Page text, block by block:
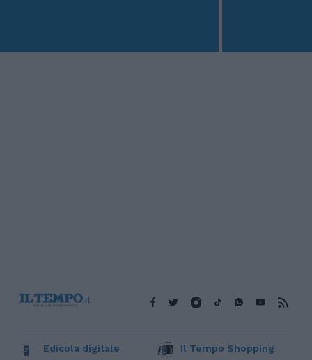
Edicola digitale Il Tempo Shopping